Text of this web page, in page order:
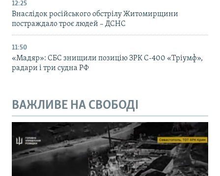
12:25
Внаслідок російського обстрілу Житомирщини
постраждало троє людей – ДСНС
11:50
«Мадяр»: СБС знищили позицію ЗРК С-400 «Тріумф»,
радари і три судна РФ
ВАЖЛИВЕ НА СВОБОДІ